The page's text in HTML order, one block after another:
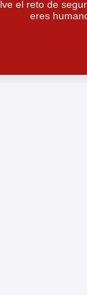
el reto de
eres